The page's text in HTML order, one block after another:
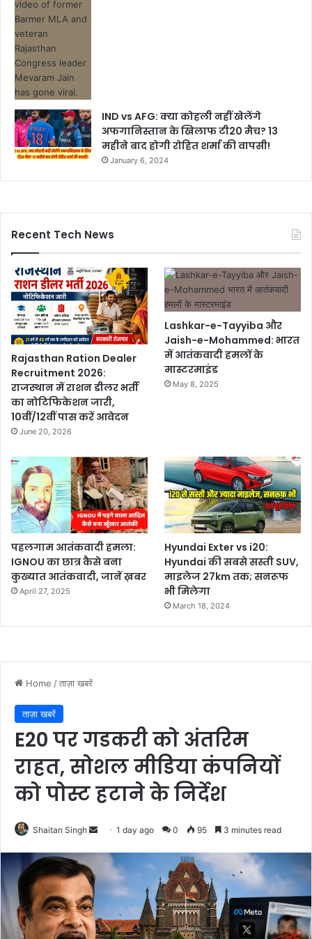
IND vs AFG: क्या कोहली नहीं खेलेंगे
अफगानिस्तान के खिलाफ टी20 मैच? 13
महीने बाद होगी रोहित शर्मा की वापसी!
January 6, 2024
Recent Tech News
Rajasthan Ration Dealer
Recruitment 2026:
राजस्थान में राशन डीलर भर्ती
का नोटिफिकेशन जारी,
10वीं/12वीं पास करें आवेदन
June 20, 2026
Lashkar-e-Tayyiba और
Jaish-e-Mohammed: भारत
में आतंकवादी हमलों के
मास्टरमाइंड
May 8, 2025
पहलगाम आतंकवादी हमला:
IGNOU का छात्र कैसे बना
कुख्यात आतंकवादी, जानें ख़बर
April 27, 2025
Hyundai Exter vs i20:
Hyundai की सबसे सस्ती SUV,
माइलेज 27km तक; सनरूफ
भी मिलेगा
March 18, 2024